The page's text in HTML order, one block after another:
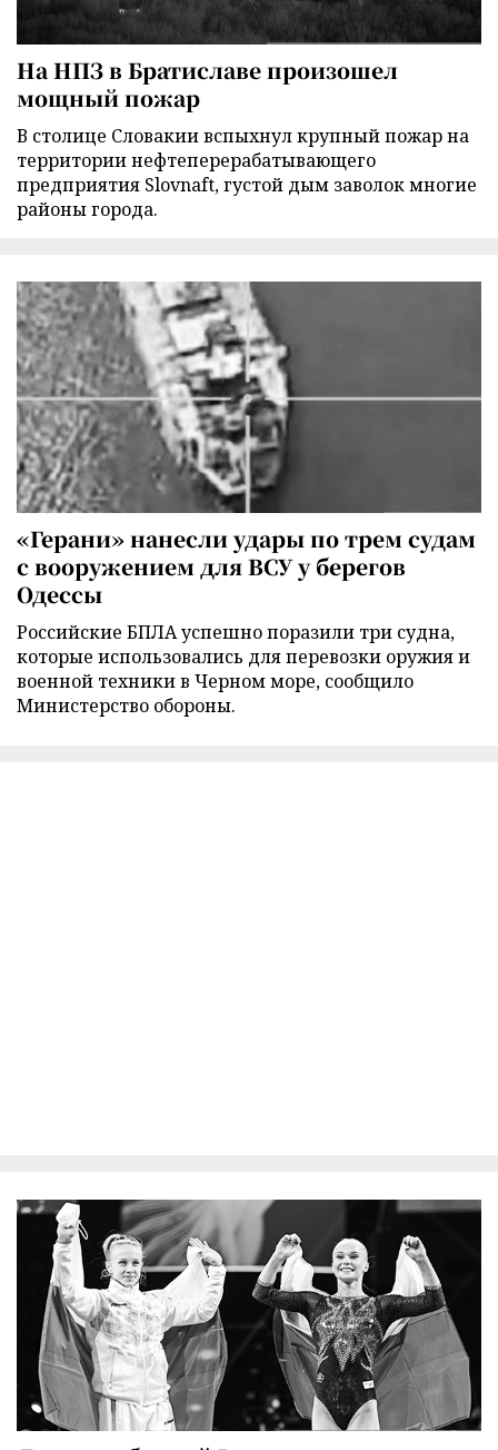
На НПЗ в Братиславе произошел
мощный пожар
В столице Словакии вспыхнул крупный пожар на
территории нефтеперерабатывающего
предприятия Slovnaft, густой дым заволок многие
районы города.
«Герани» нанесли удары по трем судам
с вооружением для ВСУ у берегов
Одессы
Российские БПЛА успешно поразили три судна,
которые использовались для перевозки оружия и
военной техники в Черном море, сообщило
Министерство обороны.